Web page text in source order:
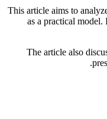
This article aims to
as a practical
The article also